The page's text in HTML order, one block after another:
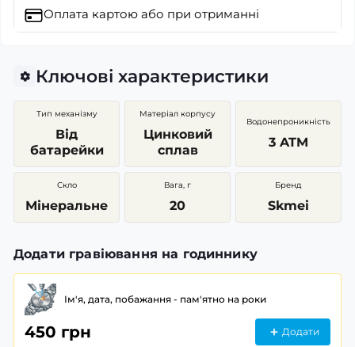
Оплата картою або при отриманні
Ключові характеристики
Тип механізму
Від
батарейки
Матеріал корпусу
Цинковий
сплав
Водонепроникність
3 ATM
Скло
Мінеральне
Вага, г
20
Бренд
Skmei
Додати гравіювання на годиннику
Ім'я, дата, побажання - пам'ятно на роки
450 грн Додати